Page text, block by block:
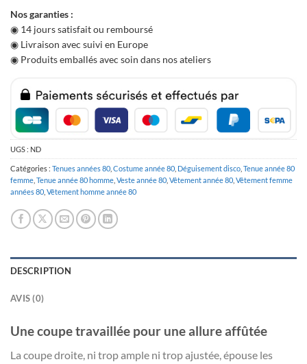
Nos garanties :
◉ 14 jours satisfait ou remboursé
◉ Livraison avec suivi en Europe
◉ Produits emballés avec soin dans nos ateliers
UGS : ND
Catégories : Tenues années 80 Costume année 80 Déguisement disco Tenue année 80
femme Tenue année 80 homme Veste année 80 Vêtement année 80 Vêtement femme
années 80 Vêtement homme année 80
DESCRIPTION
AVIS (0)
Une coupe travaillée pour une allure affûtée
La coupe droite, ni trop ample ni trop ajustée, épouse les